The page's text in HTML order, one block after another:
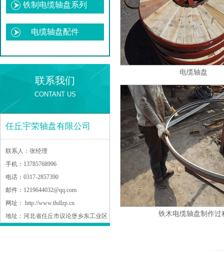
铁制电缆轴盘系列
电缆轴盘配件
联系我们
CONTANT US
任丘宇荣轴盘有限公司
联系人： 张经理
手机： 13785768996
电话： 0317-2857390
邮件： 1219644032@qq.com
网址： http://www.thdlzp.cn
地址： 河北省任丘市议论堡乡东工业区
电缆轴盘
铁木电缆轴盘制作过